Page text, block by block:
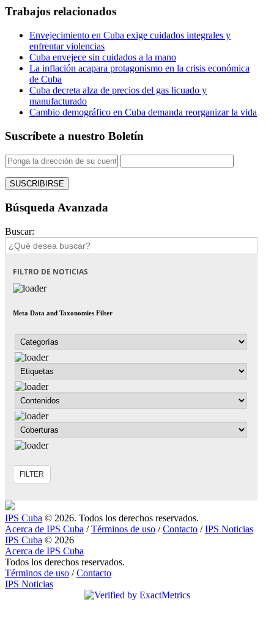
Trabajos relacionados
Envejecimiento en Cuba exige cuidados integrales y
enfrentar violencias
Cuba envejece sin cuidados a la mano
La inflación acapara protagonismo en la crisis económica
de Cuba
Cuba decreta alza de precios del gas licuado y
manufacturado
Cambio demográfico en Cuba demanda reorganizar la vida
Suscríbete a nuestro Boletín
Búsqueda Avanzada
Buscar:
FILTRO DE NOTICIAS
Meta Data and Taxonomies Filter
IPS Cuba © 2026. Todos los derechos reservados.
Acerca de IPS Cuba / Términos de uso / Contacto / IPS Noticias
IPS Cuba © 2026
Acerca de IPS Cuba
Todos los derechos reservados.
Términos de uso / Contacto
IPS Noticias